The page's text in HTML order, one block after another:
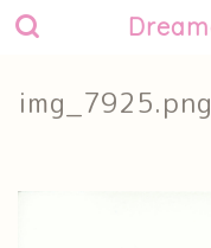
img_7925.png